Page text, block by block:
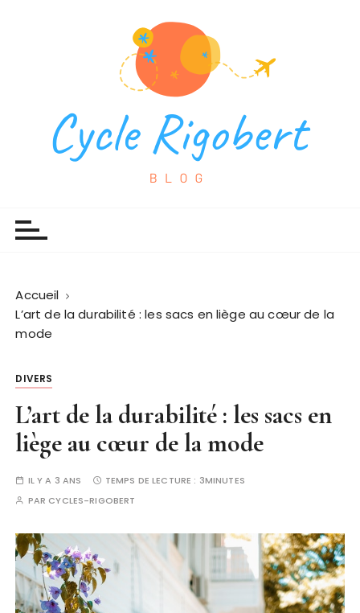
Accueil
L’art de la durabilité : les sacs en liège au cœur de la
mode
DIVERS
L’art de la durabilité : les sacs en
liège au cœur de la mode
IL Y A 3 ANS TEMPS DE LECTURE : 3MINUTES
PAR CYCLES-RIGOBERT